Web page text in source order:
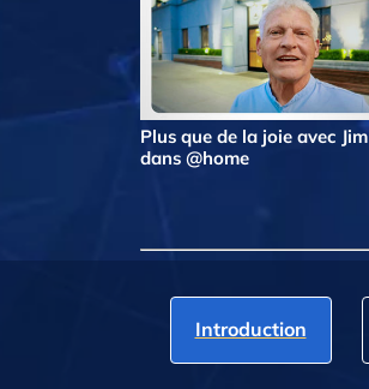
Plus que de la joie avec Jim
dans @home
Introduction